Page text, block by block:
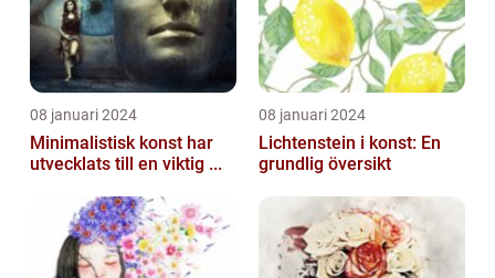
08 januari 2024
Minimalistisk konst har
utvecklats till en viktig ...
08 januari 2024
Lichtenstein i konst: En
grundlig översikt